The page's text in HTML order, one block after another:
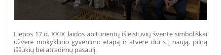
Liepos 17 d. XXIX laidos abiturientų išleistuvių šventė simboliškai
užvėrė mokyklinio gyvenimo etapą ir atvėrė duris į naują, pilną
iššūkių bei atradimų pasaulį.